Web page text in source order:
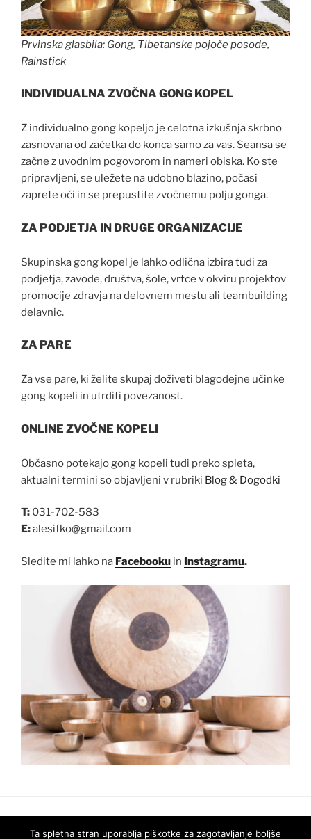
Prvinska glasbila: Gong, Tibetanske pojoče posode,
Rainstick
INDIVIDUALNA ZVOČNA GONG KOPEL
Z individualno gong kopeljo je celotna izkušnja skrbno
zasnovana od začetka do konca samo za vas. Seansa se
začne z uvodnim pogovorom in nameri obiska. Ko ste
pripravljeni, se uležete na udobno blazino, počasi
zaprete oči in se prepustite zvočnemu polju gonga.
ZA PODJETJA IN DRUGE ORGANIZACIJE
Skupinska gong kopel je lahko odlična izbira tudi za
podjetja, zavode, društva, šole, vrtce v okviru projektov
promocije zdravja na delovnem mestu ali teambuilding
delavnic.
ZA PARE
Za vse pare, ki želite skupaj doživeti blagodejne učinke
gong kopeli in utrditi povezanost.
ONLINE ZVOČNE KOPELI
Občasno potekajo gong kopeli tudi preko spleta,
aktualni termini so objavljeni v rubriki Blog & Dogodki
T: 031-702-583
E:alesifko@gmail.com
Sledite mi lahko na Facebooku in Instagramu.
Ta spletna stran uporablja piškotke za zagotavljanje boljše